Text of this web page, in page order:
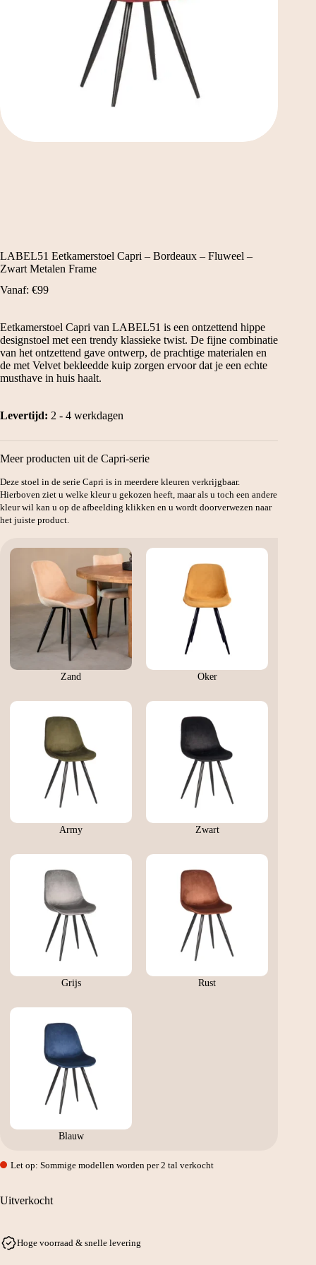
LABEL51 Eetkamerstoel Capri – Bordeaux – Fluweel –
Zwart Metalen Frame
Vanaf: €99
Eetkamerstoel Capri van LABEL51 is een ontzettend hippe
designstoel met een trendy klassieke twist. De fijne combinatie
van het ontzettend gave ontwerp, de prachtige materialen en
de met Velvet bekleedde kuip zorgen ervoor dat je een echte
musthave in huis haalt.
Levertijd: 2 - 4 werkdagen
Meer producten uit de Capri-serie
Deze stoel in de serie Capri is in meerdere kleuren verkrijgbaar.
Hierboven ziet u welke kleur u gekozen heeft, maar als u toch een andere
kleur wil kan u op de afbeelding klikken en u wordt doorverwezen naar
het juiste product.
Zand Oker
Army Zwart
Grijs Rust
Blauw
Let op: Sommige modellen worden per 2 tal verkocht
Uitverkocht
Hoge voorraad & snelle levering